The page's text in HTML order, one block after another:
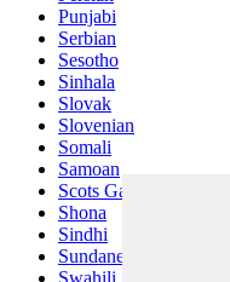
Punjabi
Serbian
Sesotho
Sinhala
Slovak
Slovenian
Somali
Samoan
Scots Gaelic
Shona
Sindhi
Sundanese
Swahili